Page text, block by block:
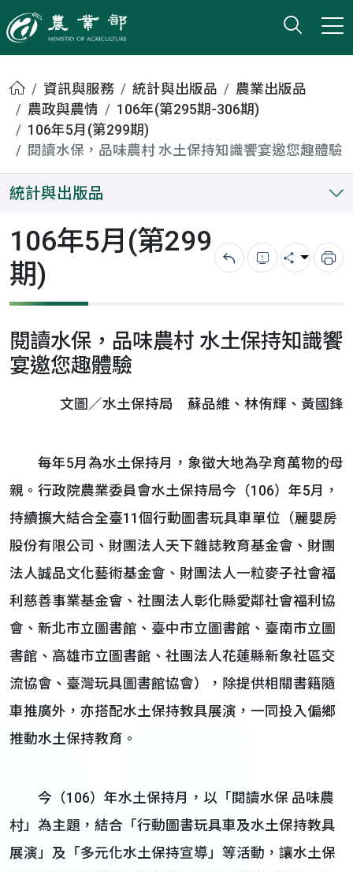
農業部
打開
小版
首頁資訊與服務 統計與出版品
農業出版品
農政與農情
106年(第295期-306期)
106年5月(第299期)
閱讀水保，品味農村 水土保持知識饗宴邀您趣體驗
統計與出版品
106年5月(第299
期)
回上一頁錯誤回報
分享 列
閱讀水保，品味農村 水土保持知識饗
宴邀您趣體驗
文圖／水土保持局 蘇品維、林侑輝、黃國鋒
每年5月為水土保持月，象徵大地為孕育萬物的母
親。行政院農業委員會水土保持局今（106）年5月，
持續擴大結合全臺11個行動圖書玩具車單位（麗嬰房
股份有限公司、財團法人天下雜誌教育基金會、財團
法人誠品文化藝術基金會、財團法人一粒麥子社會福
利慈善事業基金會、社團法人彰化縣愛鄰社會福利協
會、新北市立圖書館、臺中市立圖書館、臺南市立圖
書館、高雄市立圖書館、社團法人花蓮縣新象社區交
流協會、臺灣玩具圖書館協會），除提供相關書籍隨
車推廣外，亦搭配水土保持教具展演，一同投入偏鄉
推動水土保持教育。
今（106）年水土保持月，以「閱讀水保 品味農
村」為主題，結合「行動圖書玩具車及水土保持教具
展演」及「多元化水土保持宣導」等活動，讓水土保